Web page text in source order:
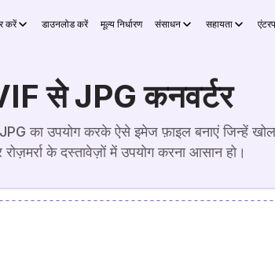
करें डाउनलोड करें मूल्य निर्धारण संसाधन सहायता
से JPG कनवर्टर
का उपयोग करके ऐसे इमेज फ़ाइल बनाएं जिन्हें
के दस्तावेज़ों में उपयोग करना आसान हो।